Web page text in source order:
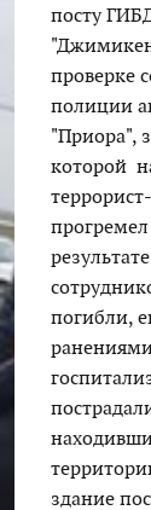
посту
проверке
полиции
"Приора",
которой
погибли,
здание